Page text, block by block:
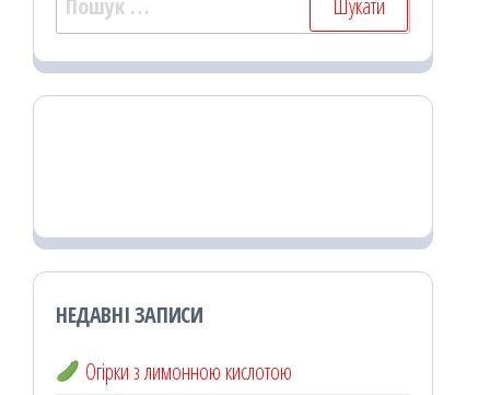
НЕДАВНІ ЗАПИСИ
Огірки з лимонною кислотою